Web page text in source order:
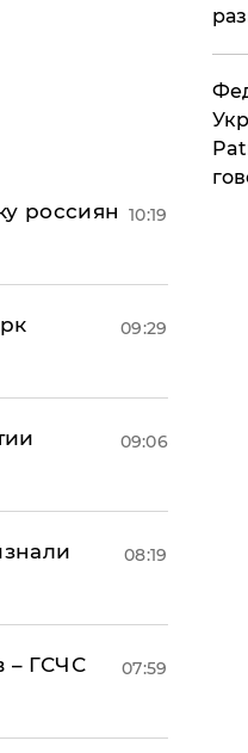
россиян 10:19
09:29
09:06
08:19
– ГСЧС
07:59